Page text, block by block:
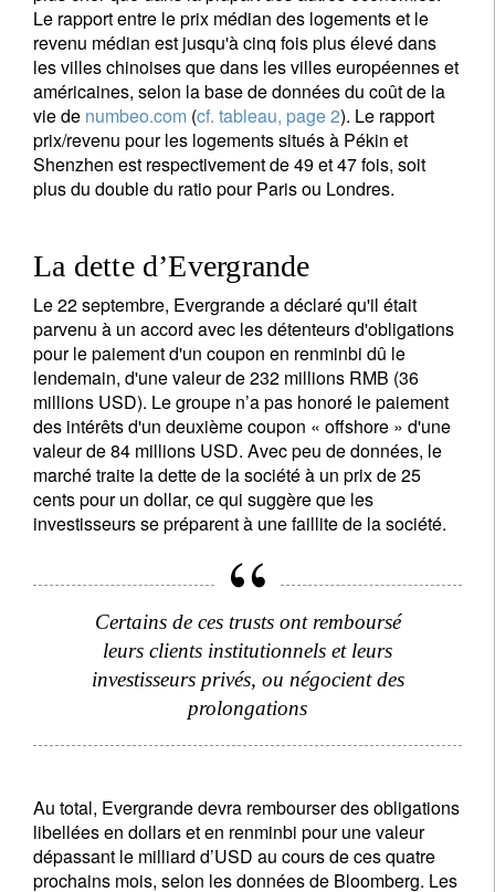
Le rapport entre le prix médian des logements et le
revenu médian est jusqu'à cinq fois plus élevé dans
les villes chinoises que dans les villes européennes et
américaines, selon la base de données du coût de la
vie de numbeo.com (cf. tableau, page 2). Le rapport
prix/revenu pour les logements situés à Pékin et
Shenzhen est respectivement de 49 et 47 fois, soit
plus du double du ratio pour Paris ou Londres.
La dette d’Evergrande
Le 22 septembre, Evergrande a déclaré qu'il était
parvenu à un accord avec les détenteurs d'obligations
pour le paiement d'un coupon en renminbi dû le
lendemain, d'une valeur de 232 millions RMB (36
millions USD). Le groupe n’a pas honoré le paiement
des intérêts d'un deuxième coupon « offshore » d'une
valeur de 84 millions USD. Avec peu de données, le
marché traite la dette de la société à un prix de 25
cents pour un dollar, ce qui suggère que les
investisseurs se préparent à une faillite de la société.
Certains de ces trusts ont remboursé
leurs clients institutionnels et leurs
investisseurs privés, ou négocient des
prolongations
Au total, Evergrande devra rembourser des obligations
libellées en dollars et en renminbi pour une valeur
dépassant le milliard d’USD au cours de ces quatre
prochains mois, selon les données de Bloomberg. Les